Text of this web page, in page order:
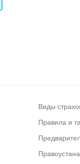
Виды
Правила и